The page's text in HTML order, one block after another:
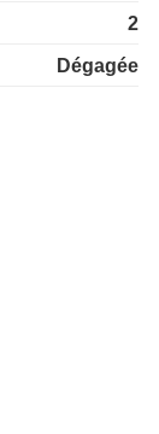
2
Dégagée